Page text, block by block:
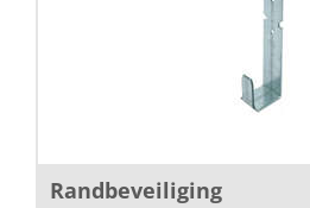
Randbeveiliging